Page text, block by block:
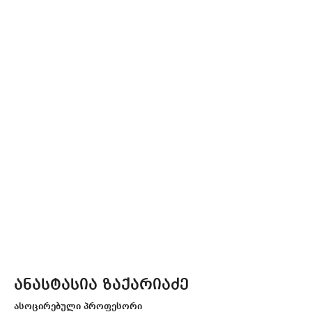
ანასტასია ზაქარიაძე
ასოცირებული პროფესორი